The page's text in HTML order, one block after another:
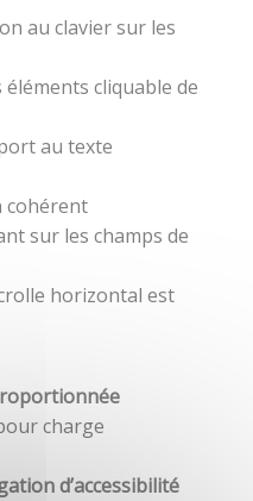
au clavier sur les
cliquable de
au texte
cohérent
sur les champs de
horizontal est
charge
d’accessibilité